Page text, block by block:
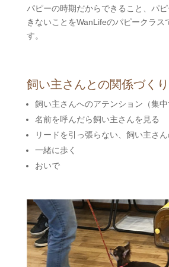
パピーの時期だからできること、パ
きないことをWanLifeのパピークラス
す。
飼い主さんとの関係づくり
飼い主さんへのアテンション（集中
名前を呼んだら飼い主さんを見る
リードを引っ張らない、飼い主さ
一緒に歩く
おいで